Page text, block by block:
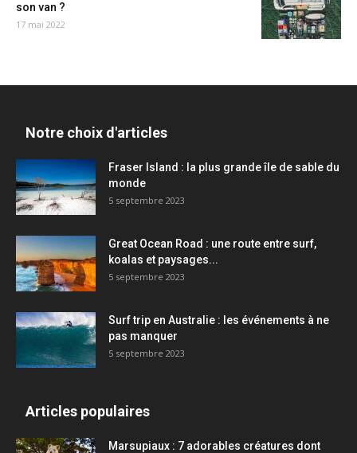
son van ?
17 mai 2022
Notre choix d'articles
Fraser Island : la plus grande île de sable du
monde
5 septembre 2023
Great Ocean Road : une route entre surf,
koalas et paysages...
5 septembre 2023
Surf trip en Australie : les événements à ne
pas manquer
5 septembre 2023
Articles populaires
Marsupiaux : 7 adorables créatures dont